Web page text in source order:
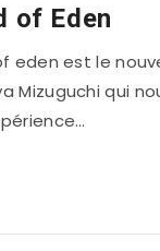
of Eden
eden est le
Mizuguchi qui